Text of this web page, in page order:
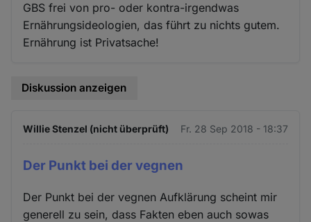
GBS frei von pro- oder kontra-irgendwas
Ernährungsideologien, das führt zu nichts gutem.
Ernährung ist Privatsache!
Diskussion anzeigen
Willie Stenzel (nicht überprüft) Fr. 28 Sep 2018 - 18:37
Der Punkt bei der vegnen
Der Punkt bei der vegnen Aufklärung scheint mir
generell zu sein, dass Fakten eben auch sowas